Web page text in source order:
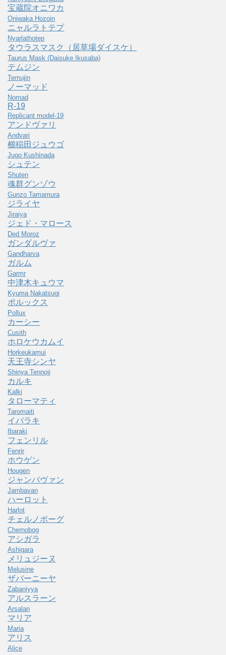
宝蔵院オニワカ
Oniwaka Hozoin
ニャルラトテプ
Nyarlathotep
タウラスマスク（居草場ダイスケ）
Taurus Mask (Daisuke Ikusaba)
テムジン
Temujin
ノーマッド
Nomad
R-19
Replicant model-19
アンドヴァリ
Andvari
櫛稲田ジュウゴ
Jugo Kushinada
シュテン
Shuten
魂群グンゾウ
Gunzo Tamamura
ジライヤ
Jiraiya
ジェド・マロース
Ded Moroz
ガンダルヴァ
Gandharva
ガルム
Garmr
中津木キュウマ
Kyuma Nakatsugi
ポルックス
Pollux
カーシー
Cusith
ホロケウカムイ
Horkeukamui
天王寺シンヤ
Shinya Tennoji
カルキ
Kalki
タローマティ
Taromaiti
イバラキ
Ibaraki
フェンリル
Fenrir
ホウゲン
Hougen
ジャンバヴァン
Jambavan
ハーロット
Harlot
チェルノボーグ
Chernobog
アシガラ
Ashigara
メリュジーヌ
Melusine
ザバーニーヤ
Zabaniyya
アルスラーン
Arsalan
マリア
Maria
アリス
Alice